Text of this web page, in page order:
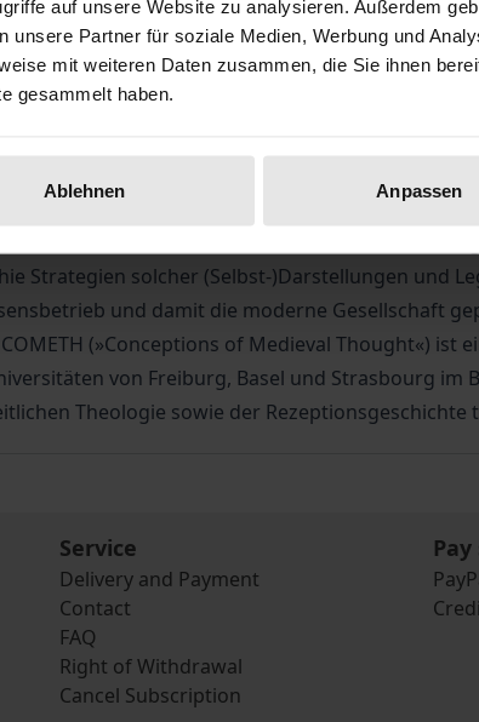
auf unsere Website zu analysieren. Außerdem
unsere Partner für soziale Medien, Werbung und
mit weiteren Daten zusammen, die Sie ihnen
gesammelt haben.
Ablehnen Anpassen
Bibliographical data
Konzeptionen mittelalterlichen Denkens aus
und Methode, die als Spezifika bereits
Denken‹ von anderen Denkweisen
Strategien solcher (Selbst-)Darstellungen und
und damit die moderne Gesellschaft
(»Conceptions of Medieval Thought«)
von Freiburg, Basel und Strasbourg
Theologie sowie der Rezeptionsgeschichte
Service
Delivery and Payment
Contact
FAQ
Right of Withdrawal
Cancel Subscription